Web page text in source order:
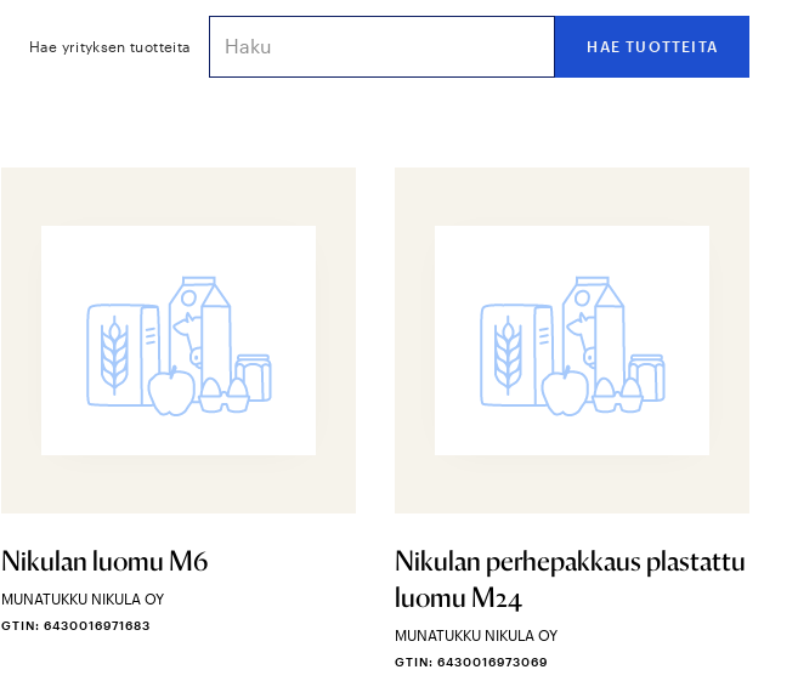
Hae yrityksen tuotteita
Nikulan luomu M6
MUNATUKKU NIKULA OY
GTIN: 6430016971683
Nikulan perhepakkaus plastattu
luomu M24
MUNATUKKU NIKULA OY
GTIN: 6430016973069